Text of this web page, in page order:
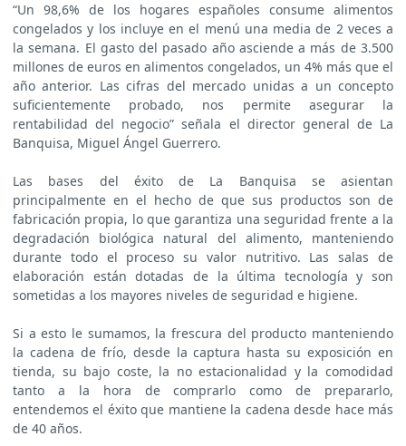
“Un 98,6% de los hogares españoles consume alimentos
congelados y los incluye en el menú una media de 2 veces a
la semana. El gasto del pasado año asciende a más de 3.500
millones de euros en alimentos congelados, un 4% más que el
año anterior. Las cifras del mercado unidas a un concepto
suficientemente probado, nos permite asegurar la
rentabilidad del negocio” señala el director general de La
Banquisa, Miguel Ángel Guerrero.
Las bases del éxito de La Banquisa se asientan
principalmente en el hecho de que sus productos son de
fabricación propia, lo que garantiza una seguridad frente a la
degradación biológica natural del alimento, manteniendo
durante todo el proceso su valor nutritivo. Las salas de
elaboración están dotadas de la última tecnología y son
sometidas a los mayores niveles de seguridad e higiene.
Si a esto le sumamos, la frescura del producto manteniendo
la cadena de frío, desde la captura hasta su exposición en
tienda, su bajo coste, la no estacionalidad y la comodidad
tanto a la hora de comprarlo como de prepararlo,
entendemos el éxito que mantiene la cadena desde hace más
de 40 años.